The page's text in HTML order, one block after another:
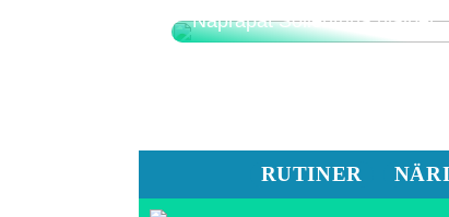
Naprapat Sollentuna hjälper
RUTINER